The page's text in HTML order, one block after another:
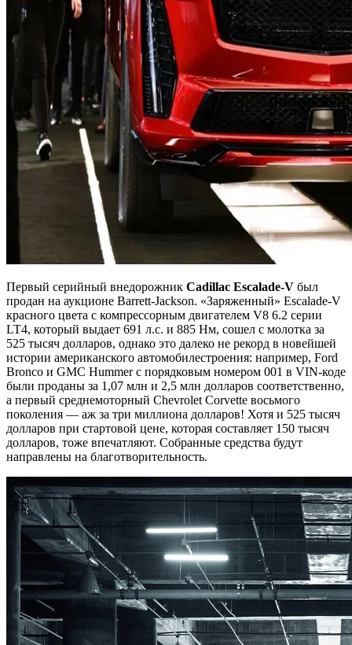
Первый серийный внедорожник Cadillac Escalade-V был
продан на аукционе Barrett-Jackson. «Заряженный» Escalade-V
красного цвета c компрессорным двигателем V8 6.2 серии
LT4, который выдает 691 л.с. и 885 Нм, сошел с молотка за
525 тысяч долларов, однако это далеко не рекорд в новейшей
истории американского автомобилестроения: например, Ford
Bronco и GMC Hummer c порядковым номером 001 в VIN-коде
были проданы за 1,07 млн и 2,5 млн долларов соответственно,
а первый среднемоторный Chevrolet Corvette восьмого
поколения — аж за три миллиона долларов! Хотя и 525 тысяч
долларов при стартовой цене, которая составляет 150 тысяч
долларов, тоже впечатляют. Собранные средства будут
направлены на благотворительность.